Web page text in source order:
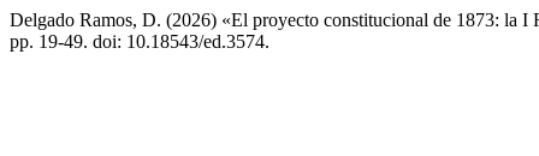
Delgado Ramos, D. (2026) «El proyecto constitucional de 1873: la
pp. 19-49. doi: 10.18543/ed.3574.